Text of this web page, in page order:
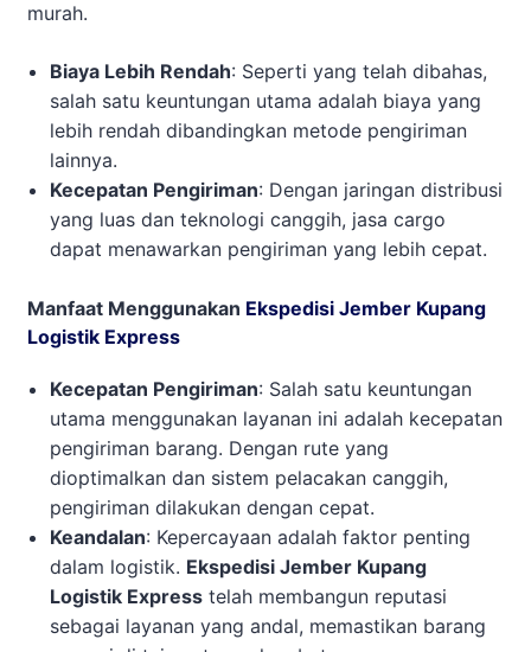
murah.
Biaya Lebih Rendah: Seperti yang telah dibahas,
salah satu keuntungan utama adalah biaya yang
lebih rendah dibandingkan metode pengiriman
lainnya.
Kecepatan Pengiriman: Dengan jaringan distribusi
yang luas dan teknologi canggih, jasa cargo
dapat menawarkan pengiriman yang lebih cepat.
Manfaat Menggunakan Ekspedisi Jember Kupang
Logistik Express
Kecepatan Pengiriman: Salah satu keuntungan
utama menggunakan layanan ini adalah kecepatan
pengiriman barang. Dengan rute yang
dioptimalkan dan sistem pelacakan canggih,
pengiriman dilakukan dengan cepat.
Keandalan: Kepercayaan adalah faktor penting
dalam logistik. Ekspedisi Jember Kupang
Logistik Express telah membangun reputasi
sebagai layanan yang andal, memastikan barang